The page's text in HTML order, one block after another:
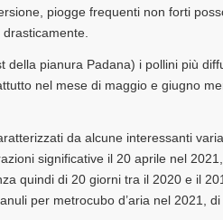
piogge frequenti non forti
della pianura Padana) i pollini più
nel mese di maggio e giugno
da alcune interessanti
significative il 20 aprile nel
quindi di 20 giorni tra il 2020 e il
per metrocubo d’aria nel 2021,